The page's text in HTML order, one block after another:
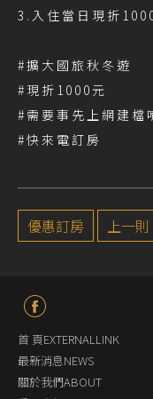
3.入住當日現折
#擴大國旅秋冬遊
#現折1000元
#需要事先上網建檔
#快來電訂房
優惠訂房 上一則
首 頁EXTERNALLINK
最新消息NEWS
關於我們ABOUT